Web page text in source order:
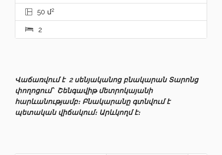
50 մ2
2
Վաճառվում է 2 սենյականոց բնակարան Տարոնց
փողոցում՝ Շենգավիթ մետրոկայանի
հարևանությամբ։ Բնակարանը գտնվում է
պետական վիճակում։ Արևկողմ է։